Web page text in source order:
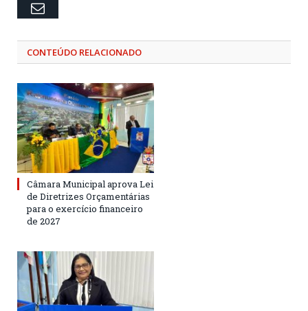
Email
CONTEÚDO RELACIONADO
Câmara Municipal aprova Lei
de Diretrizes Orçamentárias
para o exercício financeiro
de 2027